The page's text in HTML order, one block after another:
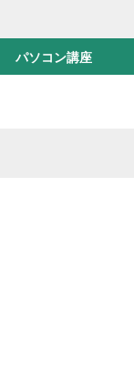
パソコン講座